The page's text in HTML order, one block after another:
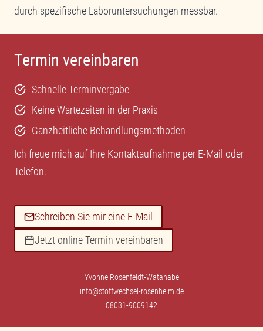
durch spezifische Laboruntersuchungen messbar.
Termin vereinbaren
Schnelle Terminvergabe
Keine Wartezeiten in der Praxis
Ganzheitliche Behandlungsmethoden
Ich freue mich auf Ihre Kontaktaufnahme per E-Mail oder
Telefon.
Schreiben Sie mir eine E-Mail
Jetzt online Termin vereinbaren
Yvonne Rosenfeldt-Watanabe
info@stoffwechsel-rosenheim.de
08031-9009142